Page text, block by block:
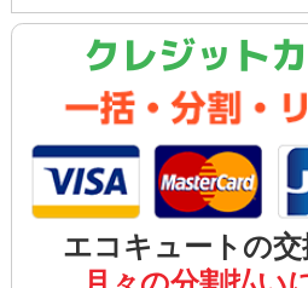
クレジット
エコキュートの